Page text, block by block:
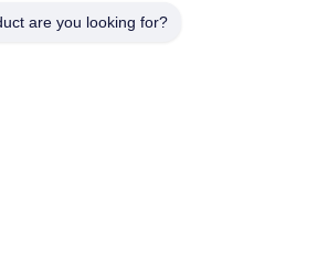
التكنولوجيا
are you looking for?